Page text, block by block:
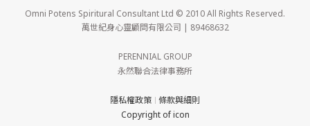
Omni Potens Spiritural Consultant Ltd © 2010 All Rights Reserved.
萬世紀身心靈顧問有限公司 | 89468632
PERENNIAL GROUP
永然聯合法律事務所
隱私權政策 條款與細則
Copyright of icon